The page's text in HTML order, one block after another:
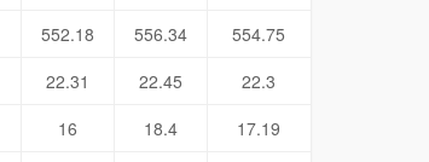
552.18 556.34
554.75
22.31 22.45
22.3
16 18.4
17.19